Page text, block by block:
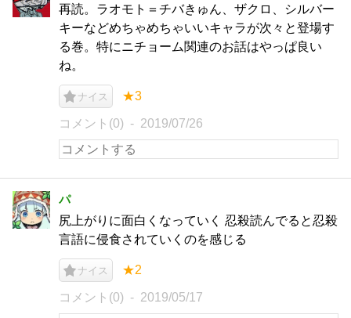
再読。ラオモト＝チバきゅん、ザクロ、シルバー
キーなどめちゃめちゃいいキャラが次々と登場す
る巻。特にニチョーム関連のお話はやっぱ良い
ね。
ナイス ★3
コメント(0) 2019/07/26
パ
尻上がりに面白くなっていく 忍殺読んでると忍殺
言語に侵食されていくのを感じる
ナイス ★2
コメント(0) 2019/05/17